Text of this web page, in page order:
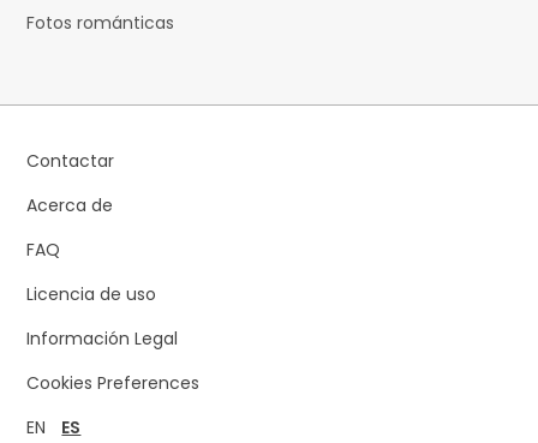
Fotos románticas
Contactar
Acerca de
FAQ
Licencia de uso
Información Legal
Cookies Preferences
EN
ES